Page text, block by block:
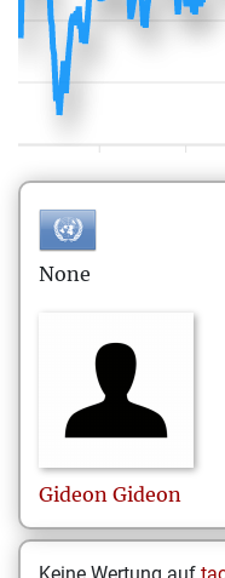
None
Gideon Gideon